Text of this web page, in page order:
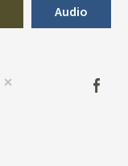
Audio